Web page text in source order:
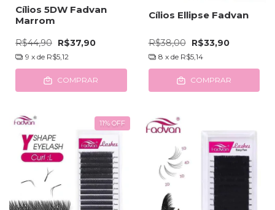
Cílios 5DW Fadvan
Marrom
R$44,90 R$37,90
9 x de R$5,12
COMPRAR
Cílios Ellipse Fadvan
R$38,00 R$33,90
8 x de R$5,14
COMPRAR
11% OFF